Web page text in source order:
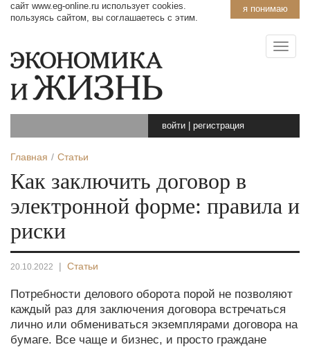
я понимаю
сайт www.eg-online.ru использует cookies.
пользуясь сайтом, вы соглашаетесь с этим.
войти регистрация
Главная Статьи
Как заключить договор в
электронной форме: правила и
риски
20.10.2022 | Статьи
Потребности делового оборота порой не позволяют
каждый раз для заключения договора встречаться
лично или обмениваться экземплярами договора на
бумаге. Все чаще и бизнес, и просто граждане